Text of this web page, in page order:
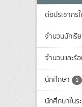
ต่อประชากร
จำนวนนักเรี
จำนวนและร้
นักศึกษา 1
นักศึกษาในร